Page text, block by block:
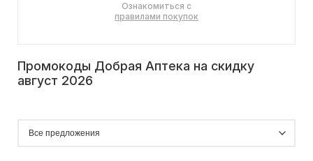
Ознакомиться с
правилами покупок
Промокоды Добрая Аптека на скидку
август 2026